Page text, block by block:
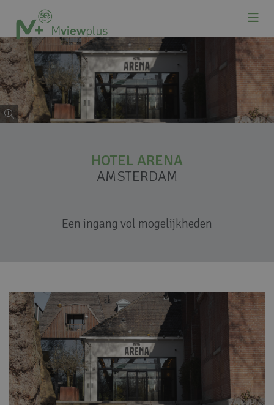
HOTEL ARENA
AMSTERDAM
Een ingang vol mogelijkheden